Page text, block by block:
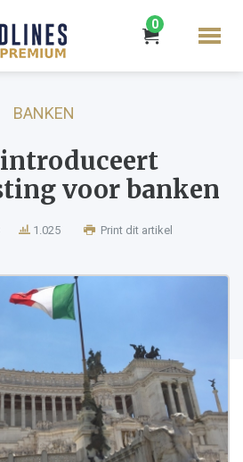
0
BANKEN
voor banken
1.025 Print dit artikel